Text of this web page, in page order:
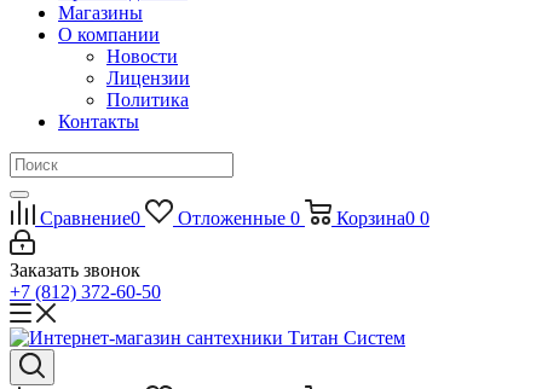
Магазины
О компании
Новости
Лицензии
Политика
Контакты
Сравнение0 Отложенные 0 Корзина0 0
Заказать звонок
+7 (812) 372-60-50